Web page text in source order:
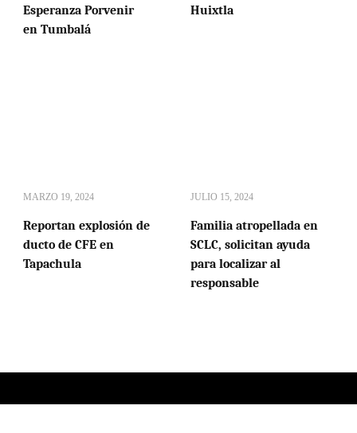
Esperanza Porvenir
en Tumbalá
Huixtla
MARZO 19, 2024
Reportan explosión de
ducto de CFE en
Tapachula
JULIO 15, 2024
Familia atropellada en
SCLC, solicitan ayuda
para localizar al
responsable